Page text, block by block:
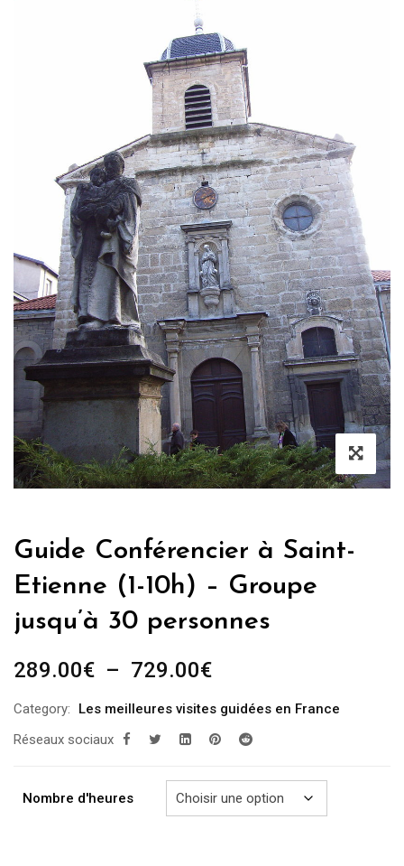
Guide Conférencier à Saint-
Etienne (1-10h) – Groupe
jusqu’à 30 personnes
289.00€ – 729.00€Plage
prix :
289.00€
729.00€
Category:
Les meilleures visites guidées en France
Réseaux sociaux
Nombre d'heures